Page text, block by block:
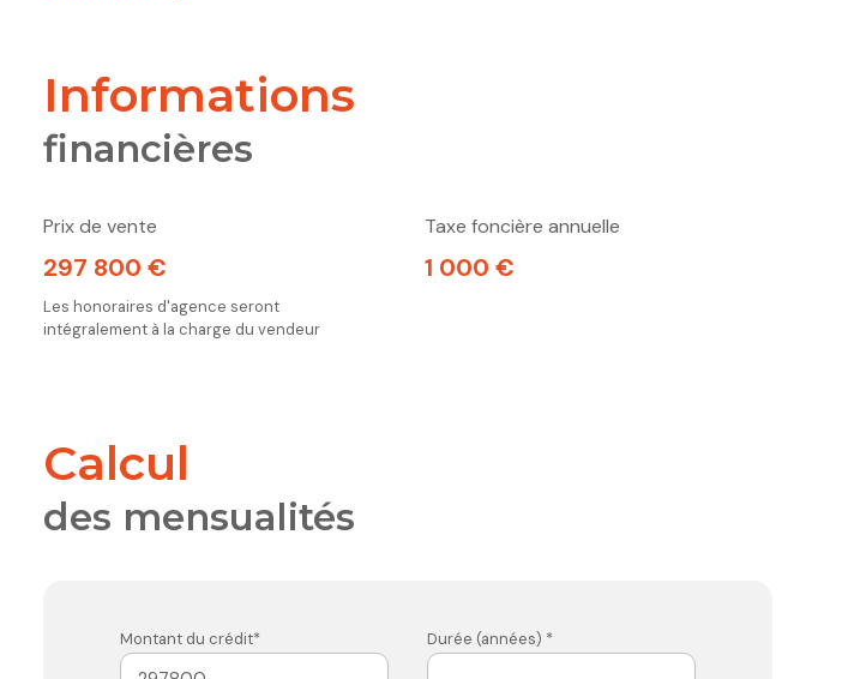
informations
financières
Prix de vente
297 800 €
Les honoraires d'agence seront
intégralement à la charge du vendeur
Taxe foncière annuelle
1 000 €
calcul
des mensualités
Montant du crédit* Durée (années) *